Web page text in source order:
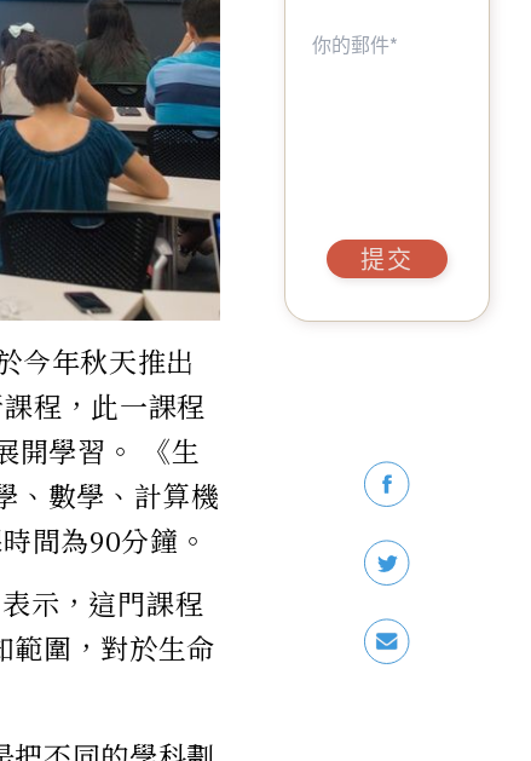
今年秋天推出
程，此一課程
開學習。 《生
、數學、計算機
間為90分鐘。
示，這門課程
範圍，對於生命
提交